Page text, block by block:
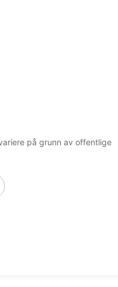
på grunn av offentlige